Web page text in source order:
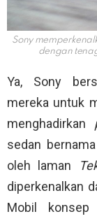
Sony
dengan
Ya, Sony
mereka untuk
menghadirkan
sedan
oleh laman
diperkenalkan
Mobil